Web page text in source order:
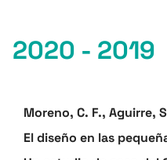
2020 - 2019
Moreno, C. F., Aguirre,
El diseño en las